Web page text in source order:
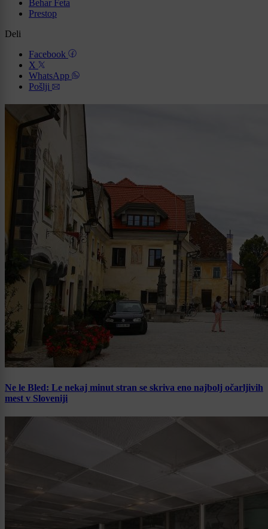
Behar Feta
Prestop
Deli
Facebook
X
WhatsApp
Pošlji
Ne le Bled: Le nekaj minut stran se skriva eno najbolj očarljivih
mest v Sloveniji